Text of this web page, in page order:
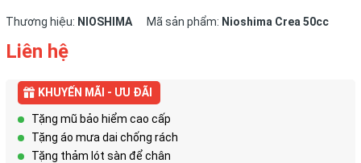
Thương hiệu: NIOSHIMA Mã sản phẩm: Nioshima Crea 50cc
Liên hệ
KHUYẾN MÃI - ƯU ĐÃI
Tặng mũ bảo hiểm cao cấp
Tặng áo mưa dai chống rách
Tặng thảm lót sàn để chân